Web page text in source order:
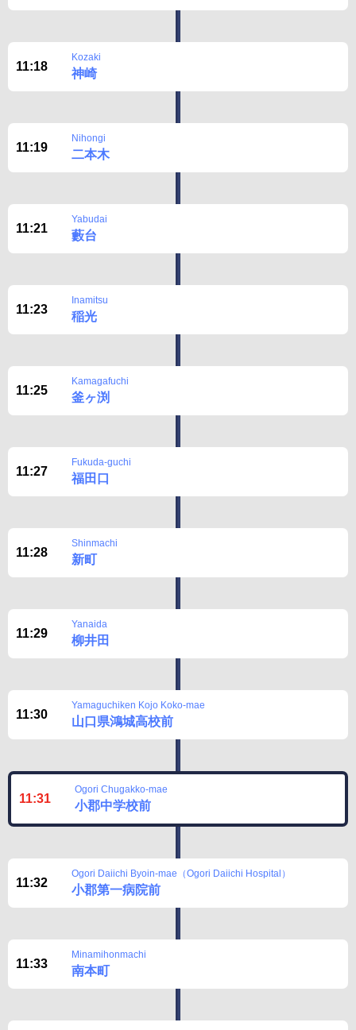
11:18
Kozaki
神崎
11:19
Nihongi
二本木
11:21
Yabudai
藪台
11:23
Inamitsu
稲光
11:25
Kamagafuchi
釜ヶ渕
11:27
Fukuda-guchi
福田口
11:28
Shinmachi
新町
11:29
Yanaida
柳井田
11:30
Yamaguchiken Kojo Koko-mae
山口県鴻城高校前
11:31
Ogori Chugakko-mae
小郡中学校前
11:32
Ogori Daiichi Byoin-mae（Ogori Daiichi Hospital）
小郡第一病院前
11:33
Minamihonmachi
南本町